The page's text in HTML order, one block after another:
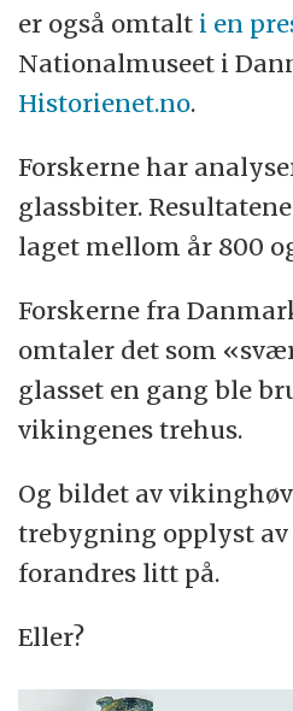
er også omtalt i en
Nationalmuseet i
Historienet.no.
Forskerne har
glassbiter.
laget mellom år 800
Forskerne fra
omtaler det som
glasset en gang ble
vikingenes trehus.
Og bildet av
trebygning opplyst
forandres litt på.
Eller?